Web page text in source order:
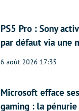
PS5 Pro : Sony
par défaut via une
6 août 2026 17:35
Microsoft efface
gaming : la pénurie